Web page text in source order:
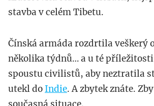
stavba v celém Tibetu.
Čínská armáda rozdrtila veškerý
několika týdnů… a u té
spoustu civilistů, aby neztratila
utekl do Indie. A zbytek znáte.